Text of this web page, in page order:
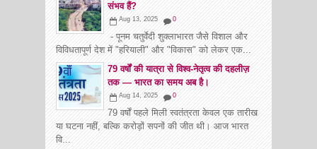
संभव हैं?
Aug 13, 2025 0
- पूनम चतुर्वेदी शुक्लाभारत जैसे विशाल और
विविधतापूर्ण देश में "हरियाली" और "विकास" को लेकर एक...
79 वर्षों की यात्रा से विश्व-नेतृत्व की दहलीज़
तक — भारत का समय अब है।
Aug 14, 2025 0
79 वर्षों पहले मिली स्वतंत्रता केवल एक तारीख
या घटना नहीं, बल्कि करोड़ों सपनों की जीत थी। आज भारत
वि...